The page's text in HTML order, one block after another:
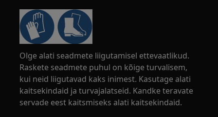
Olge alati seadmete liigutamisel ettevaatlikud.
Raskete seadmete puhul on kõige turvalisem,
kui neid liigutavad kaks inimest. Kasutage alati
kaitsekindaid ja turvajalatseid. Kandke teravate
servade eest kaitsmiseks alati kaitsekindaid.